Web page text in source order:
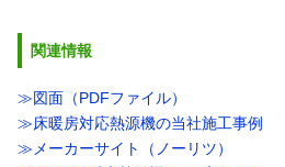
関連情報
≫図面（PDFファイル）
≫床暖房対応熱源機の当社施工事例
≫メーカーサイト（ノーリツ）